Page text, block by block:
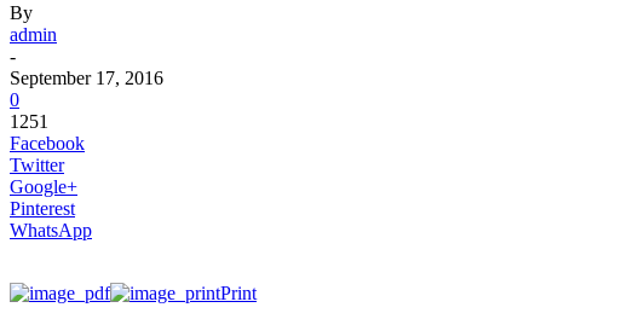
By
admin
-
September 17, 2016
0
1251
Facebook
Twitter
Google+
Pinterest
WhatsApp
Print